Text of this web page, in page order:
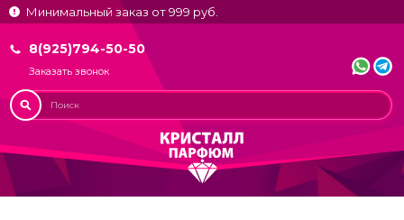
Минимальный заказ от 999 руб.
8(925)794-50-50
Заказать звонок